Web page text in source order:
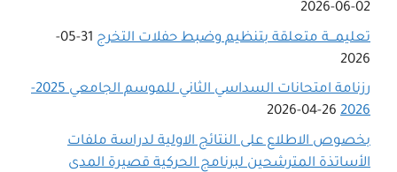
02-06-2026
تعليمـــة متعلقة بتنظيم وضبط حفلات التخرج
31-05-
2026
رزنامة امتحانات السداسي الثاني للموسم الجامعي 2025-
2026
26-04-2026
بخصوص الاطلاع على النتائج الاولية لدراسة ملفات
الأساتذة المترشحين لبرنامج الحركية قصيرة المدى